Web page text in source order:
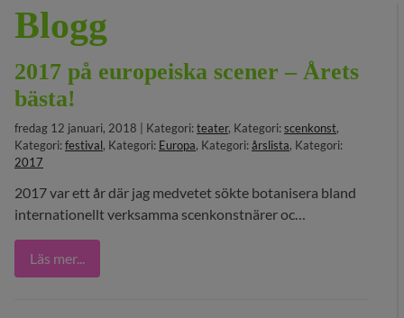
TEATERKRITIK
KULTURJOURNALISTIK
BÖCKER & FILM
29 MEDIA
BLOGG
KONTAKT
Blogg
2017 på europeiska scener – Årets
bästa!
fredag 12 januari, 2018 | Kategori:teater, Kategori:scenkonst,
Kategori:festival, Kategori: Europa, Kategori:årslista, Kategori:
2017
2017 var ett år där jag medvetet sökte botanisera bland
internationellt verksamma scenkonstnärer oc…
Läs mer...